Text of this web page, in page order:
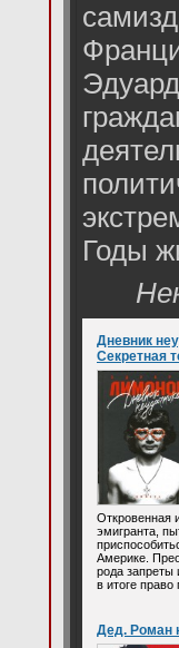
Годы
Дневник
Секретная
Откровенная
эмигранта,
Америке.
рода запреты
в итоге право
Дед. Роман